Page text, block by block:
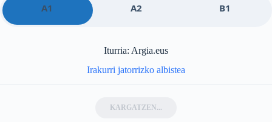
A1 A2 B1
Iturria: Argia.eus
Irakurri jatorrizko albistea
KARGATZEN...